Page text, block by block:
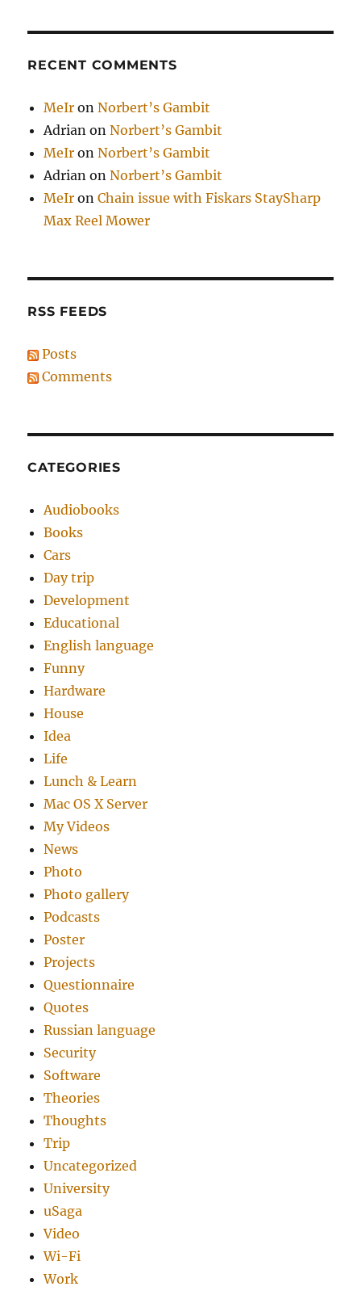
RECENT COMMENTS
MeIr onNorbert’s Gambit
Adrian onNorbert’s Gambit
MeIr onNorbert’s Gambit
Adrian onNorbert’s Gambit
MeIr onChain issue with Fiskars StaySharp
Max Reel Mower
RSS FEEDS
Posts
Comments
CATEGORIES
Audiobooks
Books
Cars
Day trip
Development
Educational
English language
Funny
Hardware
House
Idea
Life
Lunch & Learn
Mac OS X Server
My Videos
News
Photo
Photo gallery
Podcasts
Poster
Projects
Questionnaire
Quotes
Russian language
Security
Software
Theories
Thoughts
Trip
Uncategorized
University
uSaga
Video
Wi-Fi
Work